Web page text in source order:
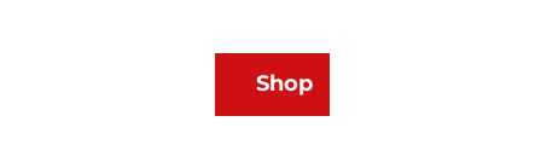
MerkzettelShop